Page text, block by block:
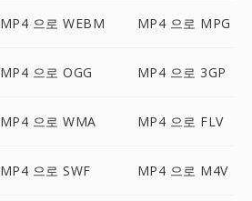
MP4 으로 WEBM MP4 으로 MPG
MP4 으로 OGG MP4 으로 3GP
MP4 으로 WMA MP4 으로 FLV
MP4 으로 SWF MP4 으로 M4V